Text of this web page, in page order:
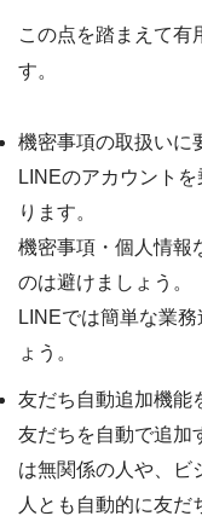
この点を踏まえて有
す。
機密事項の取扱いに
LINEのアカウント
ります。
機密事項・個人情報
のは避けましょう。
LINEでは簡単な業
ょう。
友だち自動追加機能
友だちを自動で追加
は無関係の人や、ビ
人とも自動的に友だ